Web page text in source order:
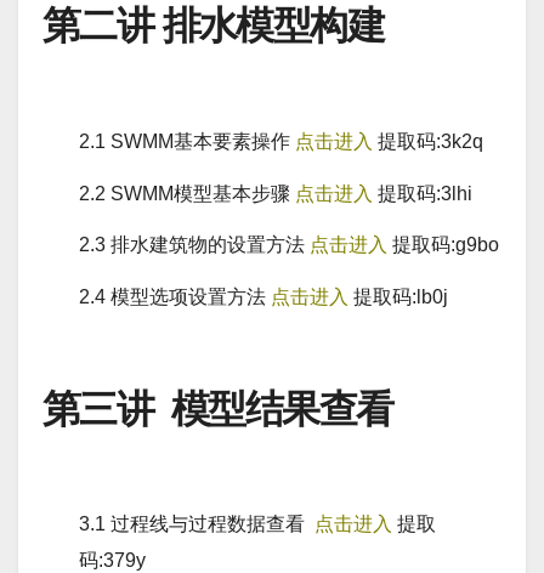
第二讲 排水模型构建
2.1 SWMM基本要素操作 点击进入 提取码:3k2q
2.2 SWMM模型基本步骤 点击进入 提取码:3lhi
2.3 排水建筑物的设置方法 点击进入 提取码:g9bo
2.4 模型选项设置方法 点击进入 提取码:lb0j
第三讲 模型结果查看
3.1 过程线与过程数据查看 点击进入 提取
码:379y